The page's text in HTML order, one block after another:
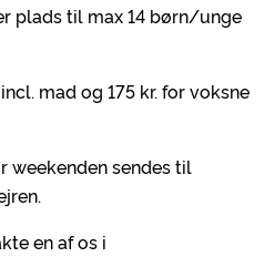
plads til max 14 børn/unge
mad og 175 kr. for voksne
weekenden sendes til
en af os i